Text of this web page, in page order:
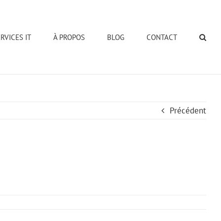
IT À PROPOS BLOG CONTACT
Précédent